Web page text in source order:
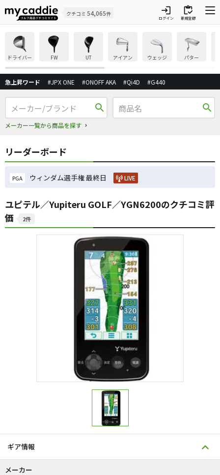
クチコミ 54,065件 login
ログイン
inventory
新規登録
ドライバー FW UT アイアン ウェッジ パター
急上昇ワード #JPX ONE #ONOFF AKA #Qi4D #G440
search
メーカー一覧から商品を探す
search
リーダーボード
PGA ウィンダム選手権 最終日 LIVE
ユピテル／Yupiteru GOLF／YGN6200のクチコミ評
価
2件
ギア情報
メーカー